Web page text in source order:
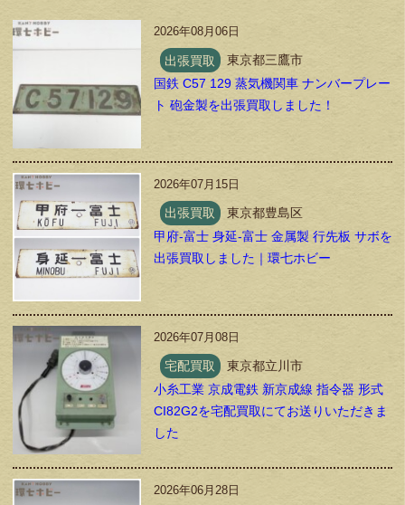
2026年08月06日
出張買取
東京都三鷹市
国鉄 C57 129 蒸気機関車 ナンバープレー
ト 砲金製を出張買取しました！
2026年07月15日
出張買取
東京都豊島区
甲府-富士 身延-富士 金属製 行先板 サボを
出張買取しました｜環七ホビー
2026年07月08日
宅配買取
東京都立川市
小糸工業 京成電鉄 新京成線 指令器 形式
CI82G2を宅配買取にてお送りいただきま
した
2026年06月28日